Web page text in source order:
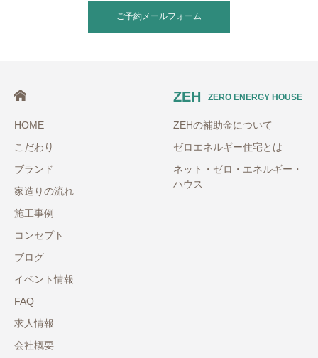
ご予約メールフォーム
HOME
こだわり
ブランド
家造りの流れ
施工事例
コンセプト
ブログ
イベント情報
FAQ
求人情報
会社概要
ZEH ZERO ENERGY HOUSE
ZEHの補助金について
ゼロエネルギー住宅とは
ネット・ゼロ・エネルギー・
ハウス